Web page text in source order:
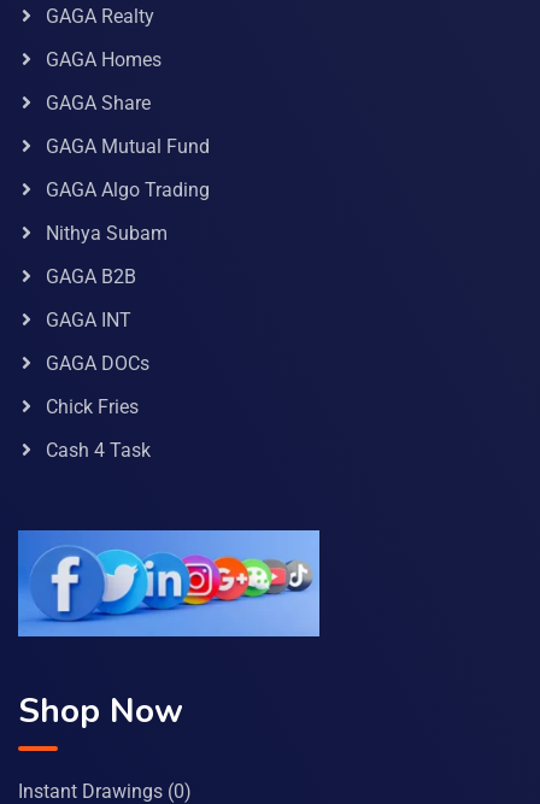
GAGA Realty
GAGA Homes
GAGA Share
GAGA Mutual Fund
GAGA Algo Trading
Nithya Subam
GAGA B2B
GAGA INT
GAGA DOCs
Chick Fries
Cash 4 Task
Shop Now
Instant Drawings (0)